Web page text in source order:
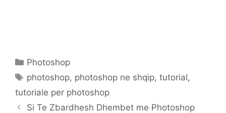
Categories
Photoshop
Tags
photoshop, photoshop ne shqip,tutorial,
tutoriale per photoshop
Si Te Zbardhesh Dhembet me Photoshop